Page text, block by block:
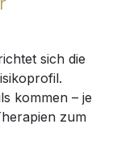
sich die
kommen – je
zum